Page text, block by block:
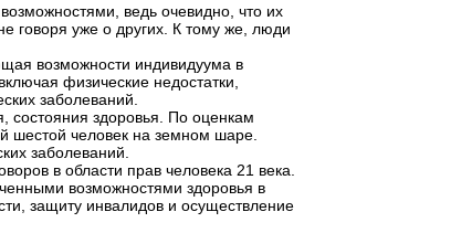
ведь очевидно, что их
говоря уже о других. К тому же, люди
возможности индивидуума в
физические недостатки,
заболеваний.
состояния здоровья. По оценкам
шестой человек на земном шаре.
заболеваний.
в области прав человека 21 века.
возможностями здоровья в
защиту инвалидов и осуществление